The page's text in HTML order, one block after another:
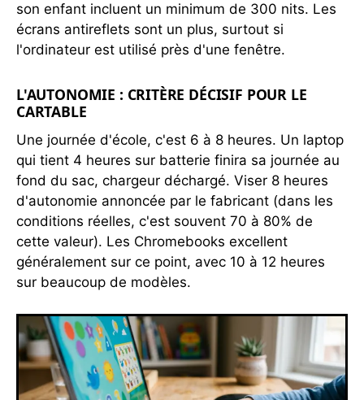
son enfant incluent un minimum de 300 nits. Les
écrans antireflets sont un plus, surtout si
l'ordinateur est utilisé près d'une fenêtre.
L'AUTONOMIE : CRITÈRE DÉCISIF POUR LE
CARTABLE
Une journée d'école, c'est 6 à 8 heures. Un laptop
qui tient 4 heures sur batterie finira sa journée au
fond du sac, chargeur déchargé. Viser 8 heures
d'autonomie annoncée par le fabricant (dans les
conditions réelles, c'est souvent 70 à 80% de
cette valeur). Les Chromebooks excellent
généralement sur ce point, avec 10 à 12 heures
sur beaucoup de modèles.